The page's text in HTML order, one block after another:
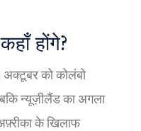
होंगे?
को कोलंबो
न्यूज़ीलैंड का अगला
के खिलाफ